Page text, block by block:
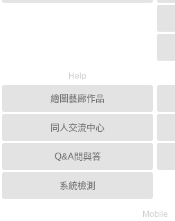
Help
繪圖藝廊作品
同人交流中心
Q&A問與答
系統檢測
Mobile